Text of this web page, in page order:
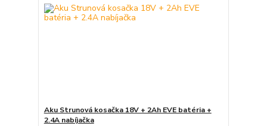
Aku Strunová kosačka 18V + 2Ah EVE batéria +
2.4A nabíjačka